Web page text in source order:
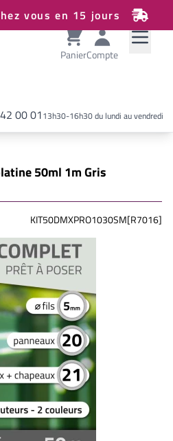
vous en 15 jours
PanierCompte
00 0113h30-16h30 du lundi au vendredi
50ml 1m Gris
KIT50DMXPRO1030SM[R7016]